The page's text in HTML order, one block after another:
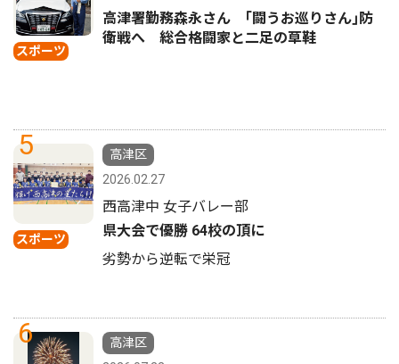
スポーツ
高津署勤務森永さん ｢闘うお巡りさん｣防
衛戦へ 総合格闘家と二足の草鞋
5
スポーツ
高津区
2026.02.27
西高津中 女子バレー部
県大会で優勝 64校の頂に
劣勢から逆転で栄冠
6
高津区